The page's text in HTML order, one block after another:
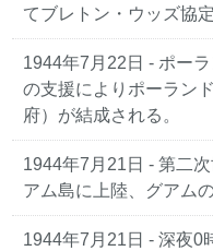
てブレトン・ウッズ協
1944年7月22日 - ポー
の支援によりポーラン
府）が結成される。
1944年7月21日 - 第二
アム島に上陸、グアム
1944年7月21日 - 深夜0